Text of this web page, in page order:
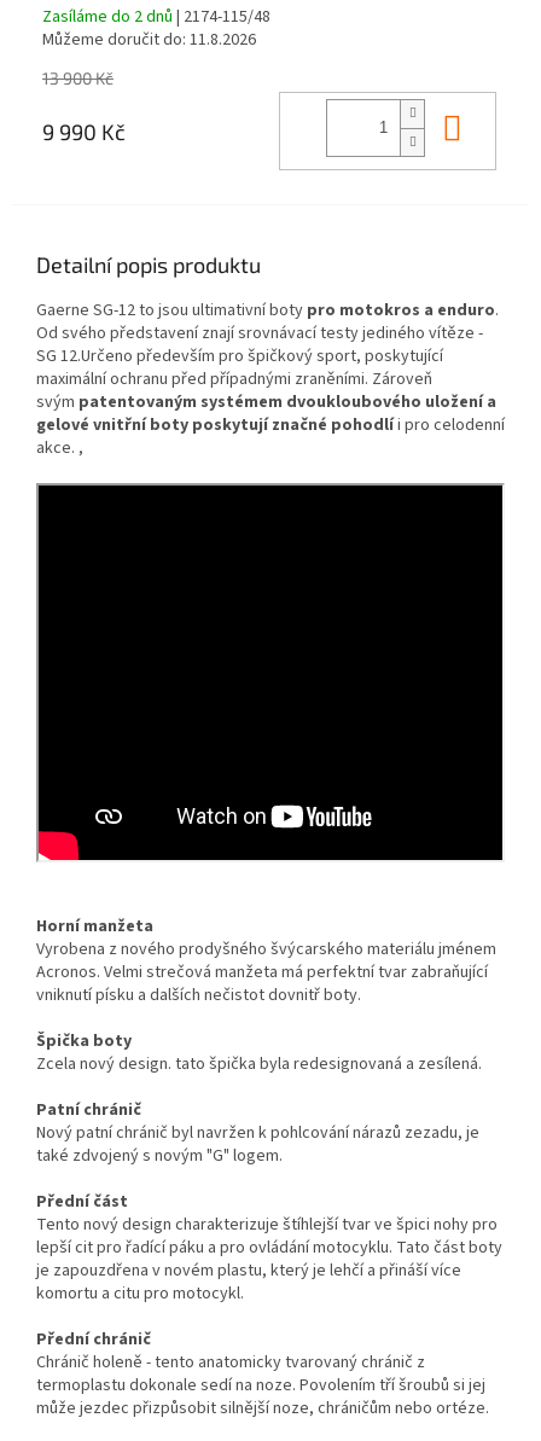
Zasíláme do 2 dnů | 2174-115/48
Můžeme doručit do: 11.8.2026
13 900 Kč
9 990 Kč
Detailní popis produktu
Gaerne SG-12 to jsou ultimativní boty pro motokros a enduro.
Od svého představení znají srovnávací testy jediného vítěze -
SG 12.Určeno především pro špičkový sport, poskytující
maximální ochranu před případnými zraněními. Zároveň
svým patentovaným systémem dvoukloubového uložení a
gelové vnitřní boty poskytují značné pohodlíi pro celodenní
akce. ,
Horní manžeta
Vyrobena z nového prodyšného švýcarského materiálu jménem
Acronos. Velmi strečová manžeta má perfektní tvar zabraňující
vniknutí písku a dalších nečistot dovnitř boty.
Špička boty
Zcela nový design. tato špička byla redesignovaná a zesílená.
Patní chránič
Nový patní chránič byl navržen k pohlcování nárazů zezadu, je
také zdvojený s novým "G" logem.
Přední část
Tento nový design charakterizuje štíhlejší tvar ve špici nohy pro
lepší cit pro řadící páku a pro ovládání motocyklu. Tato část boty
je zapouzdřena v novém plastu, který je lehčí a přináší více
komortu a citu pro motocykl.
Přední chránič
Chránič holeně - tento anatomicky tvarovaný chránič z
termoplastu dokonale sedí na noze. Povolením tří šroubů si jej
může jezdec přizpůsobit silnější noze, chráničům nebo ortéze.